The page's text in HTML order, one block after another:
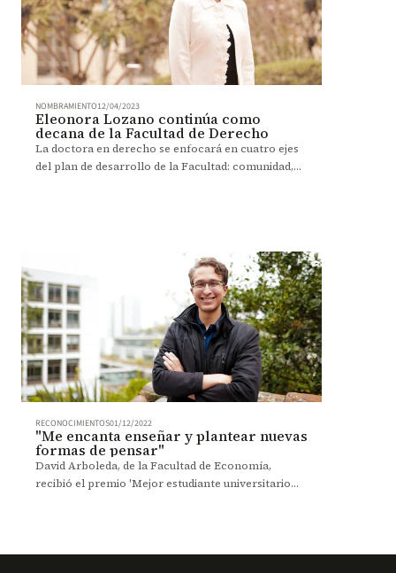
NOMBRAMIENTO12/04/2023
Eleonora Lozano continúa como
decana de la Facultad de Derecho
La doctora en derecho se enfocará en cuatro ejes
del plan de desarrollo de la Facultad: comunidad,
RECONOCIMIENTOS01/12/2022
"Me encanta enseñar y plantear nuevas
formas de pensar"
David Arboleda, de la Facultad de Economía,
recibió el premio 'Mejor estudiante universitario